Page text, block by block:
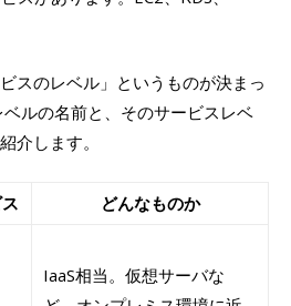
スのレベル」というものが決まっ
ルの名前と、そのサービスレベ
介します。
どんなものか
IaaS相当。仮想サーバな